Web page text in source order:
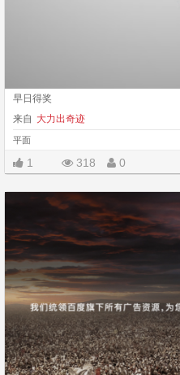
早日得奖
来自 大力出奇迹
平面
1 318 0